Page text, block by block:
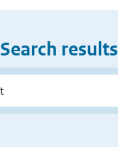
Search results